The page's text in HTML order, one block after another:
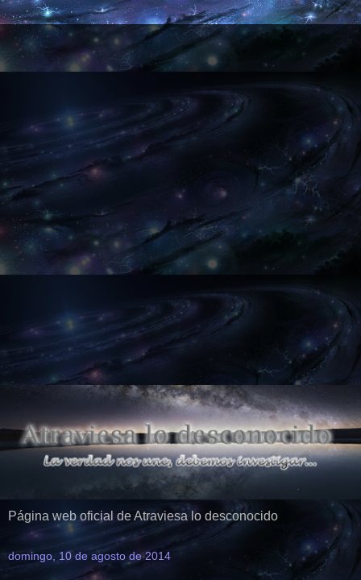
Página web oficial de Atraviesa lo desconocido
domingo, 10 de agosto de 2014